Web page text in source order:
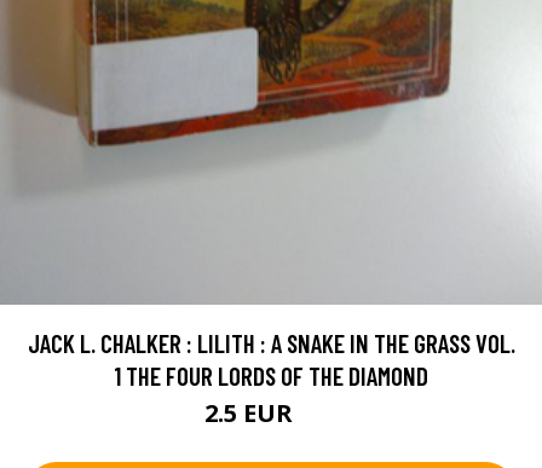
JACK L. CHALKER : LILITH : A SNAKE IN THE GRASS VOL.
1 THE FOUR LORDS OF THE DIAMOND
2.5 EUR